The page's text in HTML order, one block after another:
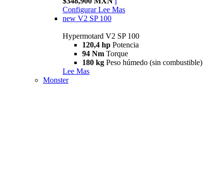
Configurar Lee Mas
new V2 SP 100
Hypermotard V2 SP 100
120,4 hp Potencia
94 Nm Torque
180 kg Peso húmedo (sin combustible)
Lee Mas
Monster